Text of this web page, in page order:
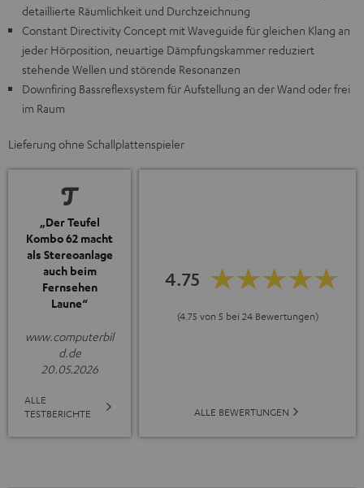
detaillierte Räumlichkeit und Durchzeichnung
Constant Directivity Concept mit Waveguide für gleichen Klang an
jeder Hörposition, neuartige Dämpfungskammer reduziert
stehende Wellen und störende Resonanzen
Downfiring Bassreflexsystem für Aufstellung an der Wand oder frei
im Raum
Lieferung ohne Schallplattenspieler
„Der Teufel
Kombo 62 macht
als Stereoanlage
auch beim
Fernsehen
Laune“
www.computerbil
d.de
20.05.2026
ALLE
TESTBERICHTE
4.75
(4.75 von 5 bei 24 Bewertungen)
ALLE BEWERTUNGEN